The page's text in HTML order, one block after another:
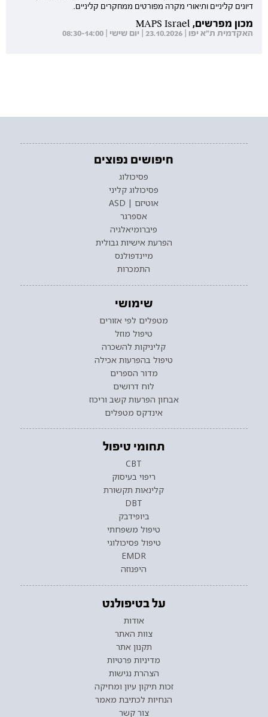
דיונים קליניים ותיאורי מקרה מפורטים ממחקרים קליניים.
מכון מפרשים, MAPS Israel
האקדמית ת"א יפו | 23.10.2026 | יום שישי | 08:30-14:00
חיפושים נפוצים
פסיכולוג
פסיכולוג קליני
אוטיזם | ASD
אספרגר
פיברומיאלגיה
הפרעת אישיות גבולית
מיינדפולנס
התמכרות
שימושי
מטפלים לפי אזורים
טיפול מוזל
קליניקות להשכרה
טיפול בהפרעות אכילה
מדור הספרים
לוח דרושים
אבחון הפרעות קשב וריכוז
אינדקס מטפלים
תחומי טיפול
CBT
ריפוי בעיסוק
קלינאות תקשורת
DBT
ביופידבק
טיפול משפחתי
טיפול פסיכולוגי
EMDR
היפנוזה
על בטיפולנט
אודות
צוות האתר
תקנון אתר
מדיניות פרטיות
הצהרת נגישות
זכות תיקון עיון ומחיקה
הנחיות לכתיבת מאמר
צור קשר